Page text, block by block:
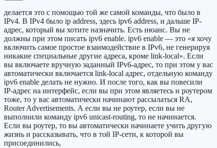
делается это с помощью той же самой команды, что было в
IPv4. В IPv4 было ip address, здесь ipv6 address, и дальше IP-
адрес, который вы хотите назначить. Есть нюанс. Вы не
должны при этом писать ipv6 enable. ipv6 enable — это «я хочу
включить самое простое взаимодействие в IPv6, не генерируя
никакие специальные другие адреса, кроме link-local». Если
вы включаете вручную заданный IPv6-адрес, то при этом у вас
автоматически включается link-local адрес, отдельную команду
ipv6 enable делать не нужно. И после того, как вы повесили
IP-адрес на интерфейс, если вы при этом являетесь и роутером
тоже, то у вас автоматически начинают рассылаться RA,
Router Advertisements. А если вы не роутер, если вы не
выполнили команду ipv6 unicast-routing, то не начинается.
Если вы роутер, то вы автоматически начинаете учить другую
жизнь и рассказывать, что в той IP-сети, к которой вы
присоединились,